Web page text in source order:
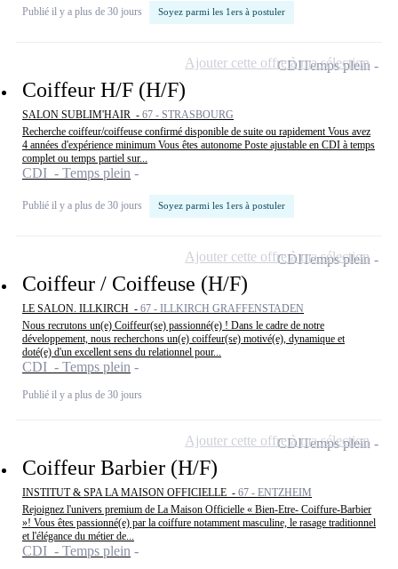
Publié il y a plus de 30 jours Soyez parmi les 1ers à postuler
Coiffeur H/F (H/F)
SALON SUBLIM'HAIR - 67 - STRASBOURG
Recherche coiffeur/coiffeuse confirmé disponible de suite ou rapidement Vous avez
4 années d'expérience minimum Vous êtes autonome Poste ajustable en CDI à temps
complet ou temps partiel sur...
CDI - Temps plein
Publié il y a plus de 30 jours Soyez parmi les 1ers à postuler
CDITemps plein
Ajouter cette offre à ma sélection
Coiffeur / Coiffeuse (H/F)
LE SALON. ILLKIRCH - 67 - ILLKIRCH GRAFFENSTADEN
Nous recrutons un(e) Coiffeur(se) passionné(e) ! Dans le cadre de notre
développement, nous recherchons un(e) coiffeur(se) motivé(e), dynamique et
doté(e) d'un excellent sens du relationnel pour...
CDI - Temps plein
Publié il y a plus de 30 jours
CDITemps plein
Ajouter cette offre à ma sélection
Coiffeur Barbier (H/F)
INSTITUT & SPA LA MAISON OFFICIELLE - 67 - ENTZHEIM
Rejoignez l'univers premium de La Maison Officielle « Bien-Etre- Coiffure-Barbier
»! Vous êtes passionné(e) par la coiffure notamment masculine, le rasage traditionnel
et l'élégance du métier de...
CDI - Temps plein
CDITemps plein
Ajouter cette offre à ma sélection